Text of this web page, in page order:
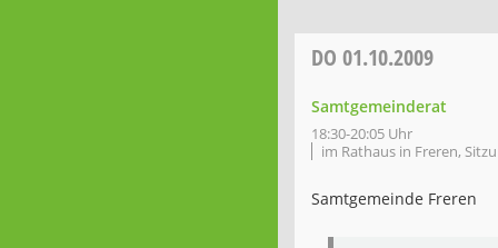
DO 01.10.2009
Samtgemeinderat
18:30-20:05 Uhr
im Rathaus in Freren,
Samtgemeinde Freren